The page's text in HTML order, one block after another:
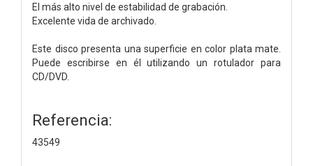
El más alto nivel de estabilidad de grabación.
Excelente vida de archivado.
Este disco presenta una superficie en color plata mate.
Puede escribirse en él utilizando un rotulador para
CD/DVD.
Referencia:
43549